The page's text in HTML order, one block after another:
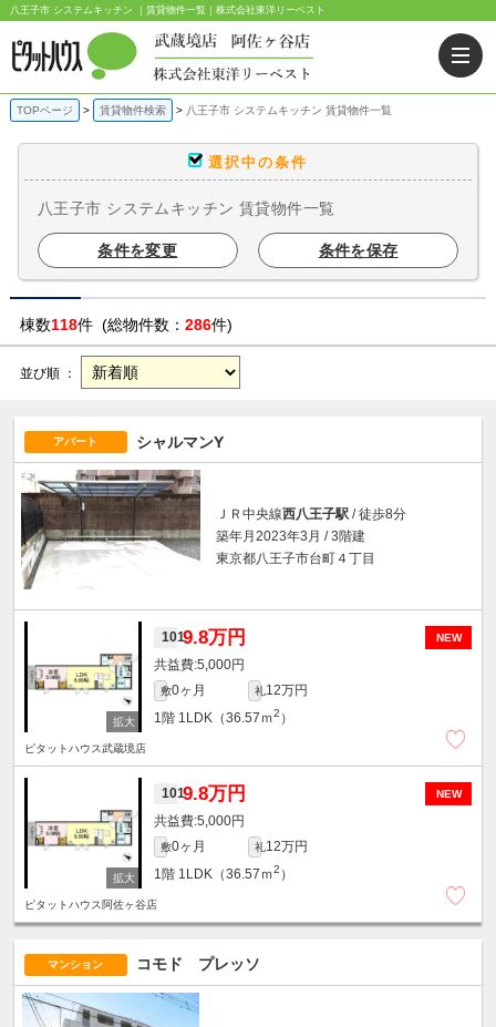
八王子市 システムキッチン ｜賃貸物件一覧｜株式会社東洋リーベスト
TOPページ 賃貸物件検索 八王子市 システムキッチン 賃貸物件一覧
選択中の条件
八王子市 システムキッチン 賃貸物件一覧
条件を変更 条件を保存
棟数118件 (総物件数： 286件)
並び順 ：
アパート シャルマンY
ＪＲ中央線西八王子駅 / 徒歩8分
築年月2023年3月 / 3階建
東京都八王子市台町４丁目
NEW
1019.8万円
5,000円
敷0ヶ月 礼12万円
1階 1LDK（36.57ｍ2 ）
ピタットハウス武蔵境店
NEW
1019.8万円
5,000円
敷0ヶ月 礼12万円
1階 1LDK（36.57ｍ2 ）
ピタットハウス阿佐ヶ谷店
マンション コモド プレッソ